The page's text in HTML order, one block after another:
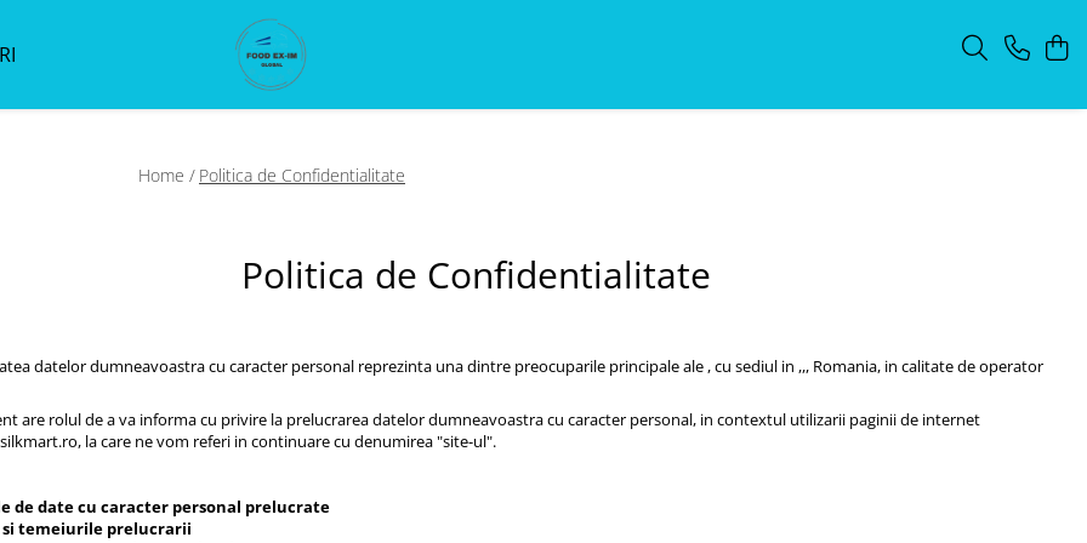
Home / Politica de Confidentialitate
Politica de Confidentialitate
datelor dumneavoastra cu caracter personal reprezinta una dintre preocuparile principale ale , cu sediul in ,,, Romania, in calitate de operator
are rolul de a va informa cu privire la prelucrarea datelor dumneavoastra cu caracter personal, in contextul utilizarii paginii de internet
la care ne vom referi in continuare cu denumirea "site-ul".
de date cu caracter personal prelucrate
si temeiurile prelucrarii